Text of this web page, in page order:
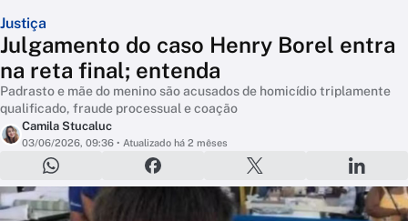
Justiça
Julgamento do caso Henry Borel entra
na reta final; entenda
Padrasto e mãe do menino são acusados de homicídio triplamente
qualificado, fraude processual e coação
Camila Stucaluc
03/06/2026, 09:36 • Atualizado há 2 mêses